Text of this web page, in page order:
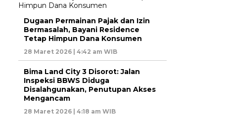
Dugaan Permainan Pajak dan Izin
Bermasalah, Bayani Residence
Tetap Himpun Dana Konsumen
28 Maret 2026 | 4:42 am WIB
Bima Land City 3 Disorot: Jalan
Inspeksi BBWS Diduga
Disalahgunakan, Penutupan Akses
Mengancam
28 Maret 2026 | 4:18 am WIB